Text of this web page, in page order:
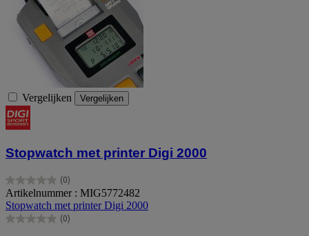
Vergelijken Vergelijken
Stopwatch met printer Digi 2000
(0)
0.0
van
de
5
Artikelnummer : MIG5772482
Stopwatch met printer Digi 2000
(0)
0.0